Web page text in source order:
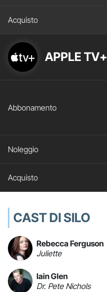
APPLE TV+
CAST DI SILO
Rebecca Ferguson
Juliette
Iain Glen
Dr. Pete Nichols